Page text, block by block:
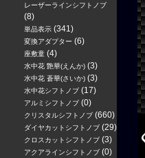
レーザーラインシフトノブ
(8)
単品表示 (341)
変換アダプター (6)
座敷童 (4)
水中花 艶華(えんか) (3)
水中花 蒼華(さいか) (3)
水中花シフトノブ (17)
アルミシフトノブ (0)
クリスタルシフトノブ (660)
ダイヤカットシフトノブ (29)
クロスカットシフトノブ (3)
アクアラインシフトノブ (0)